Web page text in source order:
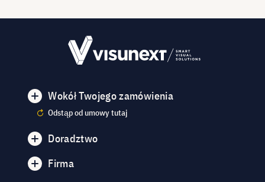
Wokół Twojego zamówienia
Odstąp od umowy tutaj
Doradztwo
Firma